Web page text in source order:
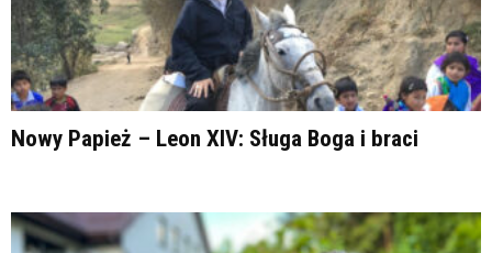
Nowy Papież – Leon XIV: Sługa Boga i braci